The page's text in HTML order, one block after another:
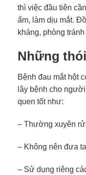
thì việc đầu tiên
ẩm, làm dịu mắt.
kháng, phòng
Những
Bệnh đau mắt hột
lây bệnh cho
quen tốt như:
– Thường xuyên
– Không nên đưa
– Sử dụng riêng